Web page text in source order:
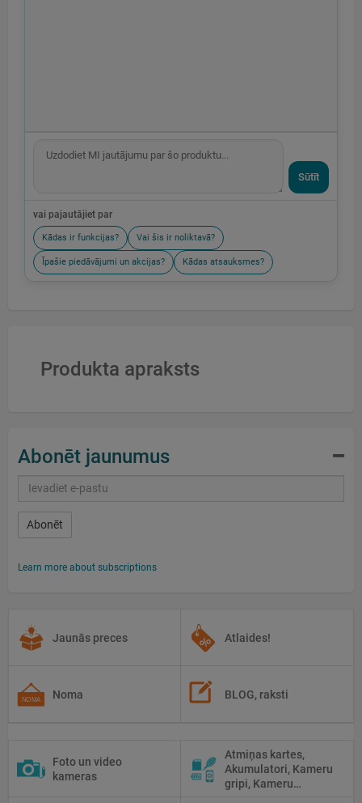
Sūtīt
vai pajautājiet par
Kādas ir funkcijas? Vai šis ir noliktavā?
Īpašie piedāvājumi un akcijas? Kādas atsauksmes?
Produkta apraksts
Abonēt jaunumus
Abonēt
Learn more about subscriptions
Jaunās preces Atlaides!
Noma BLOG, raksti
Foto un video
kameras
Atmiņas kartes,
Akumulatori, Kameru
gripi, Kameru